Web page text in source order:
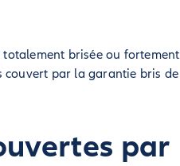
brisée ou fortement
couvert par la garantie bris de
par